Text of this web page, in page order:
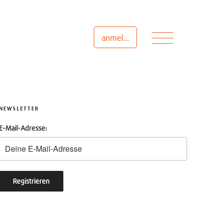
anmelden Menü
E-Mail-Adresse: